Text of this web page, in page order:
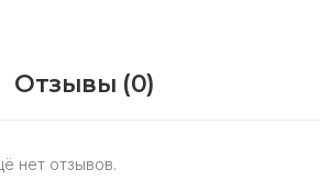
Отзывы (0)
нет отзывов.